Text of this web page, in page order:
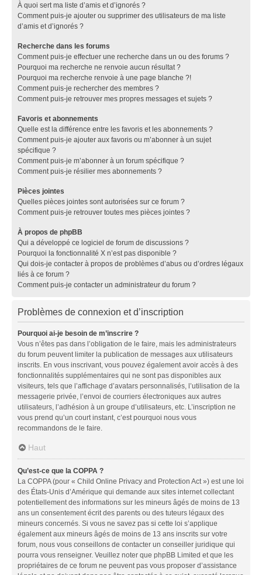
À quoi sert ma liste d’amis et d’ignorés ?
Comment puis-je ajouter ou supprimer des utilisateurs de ma liste
d’amis et d’ignorés ?
Recherche dans les forums
Comment puis-je effectuer une recherche dans un ou des forums ?
Pourquoi ma recherche ne renvoie aucun résultat ?
Pourquoi ma recherche renvoie à une page blanche ?!
Comment puis-je rechercher des membres ?
Comment puis-je retrouver mes propres messages et sujets ?
Favoris et abonnements
Quelle est la différence entre les favoris et les abonnements ?
Comment puis-je ajouter aux favoris ou m’abonner à un sujet
spécifique ?
Comment puis-je m’abonner à un forum spécifique ?
Comment puis-je résilier mes abonnements ?
Pièces jointes
Quelles pièces jointes sont autorisées sur ce forum ?
Comment puis-je retrouver toutes mes pièces jointes ?
À propos de phpBB
Qui a développé ce logiciel de forum de discussions ?
Pourquoi la fonctionnalité X n’est pas disponible ?
Qui dois-je contacter à propos de problèmes d’abus ou d’ordres légaux
liés à ce forum ?
Comment puis-je contacter un administrateur du forum ?
Problèmes de connexion et d’inscription
Pourquoi ai-je besoin de m’inscrire ?
Vous n’êtes pas dans l’obligation de le faire, mais les administrateurs
du forum peuvent limiter la publication de messages aux utilisateurs
inscrits. En vous inscrivant, vous pouvez également avoir accès à des
fonctionnalités supplémentaires qui ne sont pas disponibles aux
visiteurs, tels que l’affichage d’avatars personnalisés, l’utilisation de la
messagerie privée, l’envoi de courriers électroniques aux autres
utilisateurs, l’adhésion à un groupe d’utilisateurs, etc. L’inscription ne
vous prend qu’un court instant, c’est pourquoi nous vous
recommandons de le faire.
Haut
Qu’est-ce que la COPPA ?
La COPPA (pour « Child Online Privacy and Protection Act ») est une loi
des États-Unis d’Amérique qui demande aux sites internet collectant
potentiellement des informations sur les mineurs âgés de moins de 13
ans un consentement écrit des parents ou des tuteurs légaux des
mineurs concernés. Si vous ne savez pas si cette loi s’applique
également aux mineurs âgés de moins de 13 ans inscrits sur votre
forum, nous vous conseillons de contacter un conseiller juridique qui
pourra vous renseigner. Veuillez noter que phpBB Limited et que les
propriétaires de ce forum ne peuvent pas vous proposer d’assistance